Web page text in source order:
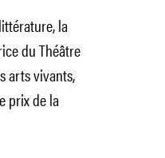
la
du Théâtre
arts vivants,
prix de la